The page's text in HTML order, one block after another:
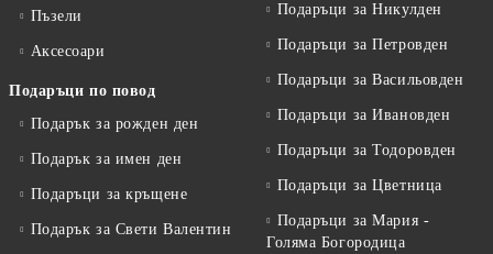
Пъзели
Аксесоари
Подаръци по повод
Подарък за рожден ден
Подарък за имен ден
Подаръци за кръщене
Подарък за Свети Валентин
Подаръци за Никулден
Подаръци за Петровден
Подаръци за Васильовден
Подаръци за Ивановден
Подаръци за Тодоровден
Подаръци за Цветница
Подаръци за Мария -
Голяма Богородица